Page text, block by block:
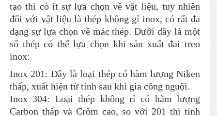
tạo thì có ít sự lựa chọn về vật liệu, tuy nhiên
đối với vật liệu là thép không gỉ inox, có rất đa
dạng sự lựa chọn về mác thép. Dưới đây là một
số thép có thể lựa chọn khi sản xuất đai treo
inox:
Inox 201: Đây là loại thép có hàm lượng Niken
thấp, xuất hiện từ tính sau khi gia công nguội.
Inox 304: Loại thép không rỉ có hàm lượng
Carbon thấp và Crôm cao, so với 201 thì tính